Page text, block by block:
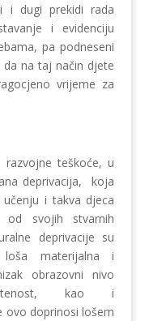
i dugi prekidi rada
i evidenciju
pa podneseni
na taj način djete
vrijeme za
teškoće, u
deprivacija, koja
i takva djeca
od svojih stvarnih
deprivacije su
loša materijalna i
obrazovni nivo
kao i
ovo doprinosi lošem